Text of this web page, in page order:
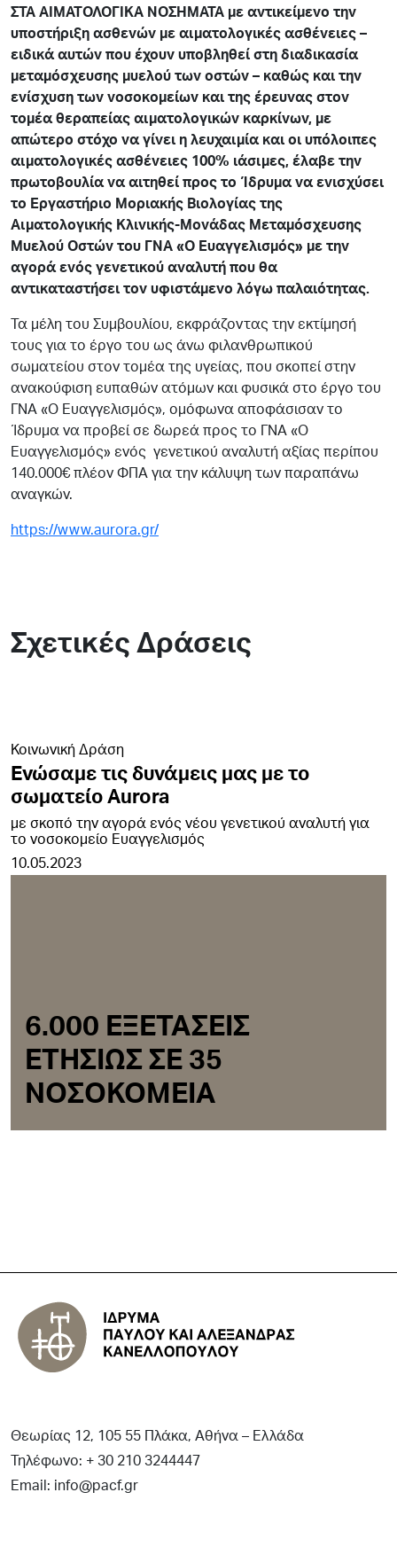
ΣΤΑ ΑΙΜΑΤΟΛΟΓΙΚΑ ΝΟΣΗΜΑΤΑ με αντικείμενο την
υποστήριξη ασθενών με αιματολογικές ασθένειες –
ειδικά αυτών που έχουν υποβληθεί στη διαδικασία
μεταμόσχευσης μυελού των οστών – καθώς και την
ενίσχυση των νοσοκομείων και της έρευνας στον
τομέα θεραπείας αιματολογικών καρκίνων, με
απώτερο στόχο να γίνει η λευχαιμία και οι υπόλοιπες
αιματολογικές ασθένειες 100% ιάσιμες, έλαβε την
πρωτοβουλία να αιτηθεί προς το Ίδρυμα να ενισχύσει
το Εργαστήριο Μοριακής Βιολογίας της
Αιματολογικής Κλινικής-Μονάδας Μεταμόσχευσης
Μυελού Οστών του ΓΝΑ «Ο Ευαγγελισμός» με την
αγορά ενός γενετικού αναλυτή που θα
αντικαταστήσει τον υφιστάμενο λόγω παλαιότητας.
Τα μέλη του Συμβουλίου, εκφράζοντας την εκτίμησή
τους για το έργο του ως άνω φιλανθρωπικού
σωματείου στον τομέα της υγείας, που σκοπεί στην
ανακούφιση ευπαθών ατόμων και φυσικά στο έργο του
ΓΝΑ «Ο Ευαγγελισμός», ομόφωνα αποφάσισαν το
Ίδρυμα να προβεί σε δωρεά προς το ΓΝΑ «Ο
Ευαγγελισμός» ενός γενετικού αναλυτή αξίας περίπου
140.000€ πλέον ΦΠΑ για την κάλυψη των παραπάνω
αναγκών.
https://www.aurora.gr/
Σχετικές Δράσεις
Κοινωνική Δράση
Ενώσαμε τις δυνάμεις μας με το
σωματείο Aurora
με σκοπό την αγορά ενός νέου γενετικού αναλυτή για
το νοσοκομείο Ευαγγελισμός
10.05.2023
6.000 ΕΞΕΤΑΣΕΙΣ
ΕΤΗΣΙΩΣ ΣΕ 35
ΝΟΣΟΚΟΜΕΙΑ
Θεωρίας 12, 105 55 Πλάκα, Αθήνα – Ελλάδα
Τηλέφωνο: + 30 210 3244447
Email: info@pacf.gr